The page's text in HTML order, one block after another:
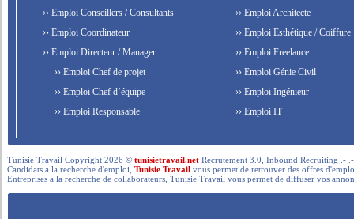
›› Emploi Conseillers / Consultants
›› Emploi Coordinateur
›› Emploi Directeur / Manager
›› Emploi Chef de projet
›› Emploi Chef d’équipe
›› Emploi Responsable
›› Emploi Architecte
›› Emploi Esthétique / Coiffure
›› Emploi Freelance
›› Emploi Génie Civil
›› Emploi Ingénieur
›› Emploi IT
Tunisie Travail Copyright 2026 ©tunisietravail.net Recrutement 3.0, Inbound Recruiting .-
Candidats a la recherche d'emploi,Tunisie Travail vous permet de retrouver des offres
Entreprises a la recherche de collaborateurs, Tunisie Travail vous permet de diffuser vos